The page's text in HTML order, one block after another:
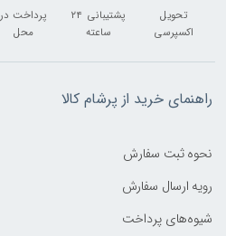
تحویل
اکسپرسی
پشتیبانی ۲۴
ساعته
پرداخت در
محل
راهنمای خرید از پرشام کالا
نحوه ثبت سفارش
رویه ارسال سفارش
شیوه‌های پرداخت